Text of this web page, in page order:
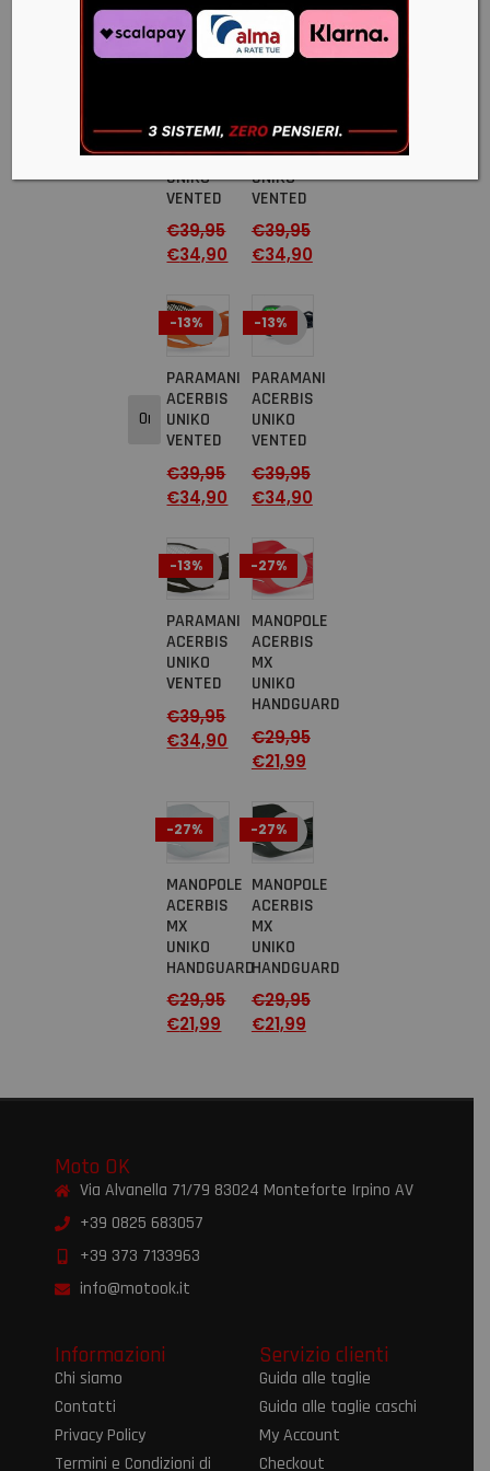
€34,90
€34,90
PARAMANI
ACERBIS
UNIKO
VENTED
€39,95
€34,90
PARAMANI
ACERBIS
UNIKO
VENTED
€39,95
€34,90
-13%
PARAMANI
ACERBIS
UNIKO
VENTED
€39,95
€34,90
-13%
PARAMANI
ACERBIS
UNIKO
VENTED
€39,95
€34,90
-13%
PARAMANI
ACERBIS
UNIKO
VENTED
€39,95
€34,90
-27%
MANOPOLE
ACERBIS
MX
UNIKO
HANDGUARD
€29,95
€21,99
-27%
MANOPOLE
ACERBIS
MX
UNIKO
HANDGUARD
€29,95
€21,99
-27%
MANOPOLE
ACERBIS
MX
UNIKO
HANDGUARD
€29,95
€21,99
Moto OK
Via Alvanella 71/79 83024 Monteforte Irpino AV
+39 0825 683057
+39 373 7133963
info@motook.it
Informazioni
Chi siamo
Contatti
Privacy Policy
Termini e Condizioni di
Servizio clienti
Guida alle taglie
Guida alle taglie caschi
My Account
Checkout